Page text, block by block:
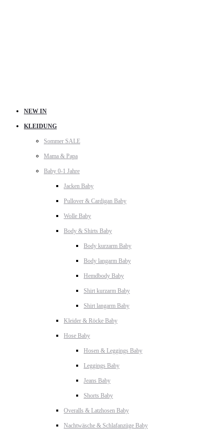
NEW IN
KLEIDUNG
Sommer SALE
Mama & Papa
Baby 0-1 Jahre
Jacken Baby
Pullover & Cardigan Baby
Wolle Baby
Body & Shirts Baby
Body kurzarm Baby
Body langarm Baby
Hemdbody Baby
Shirt kurzarm Baby
Shirt langarm Baby
Kleider & Röcke Baby
Hose Baby
Hosen & Leggings Baby
Leggings Baby
Jeans Baby
Shorts Baby
Overalls & Latzhosen Baby
Nachtwäsche & Schlafanzüge Baby